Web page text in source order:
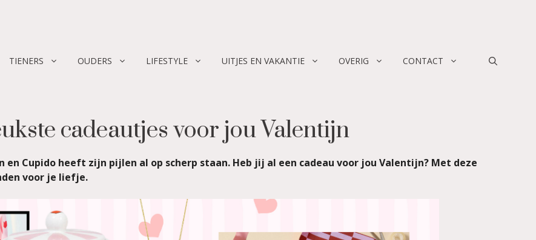
TIENERS OUDERS LIFESTYLE UITJES EN VAKANTIE OVERIG CONTACT
cadeautjes voor jou Valentijn
Cupido heeft zijn pijlen al op scherp staan. Heb jij al een cadeau voor jou Valentijn? Met deze
voor je liefje.